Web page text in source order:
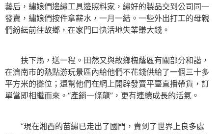
藝后，繡娘們邊繡工具邊照料家，繡好的製品交到公司同一
發賣，繡娘們按件拿薪水，一月一結。一些外出打工的母親
們紛紜前往故鄉，在家門口快活地失業賺大錢。
扶下馬，送一程。田然又與故鄉槐蔭區有關部分和諧，
在濟南市的熱點游玩景區內給他們不花錢供給了一個三十多
平方米的攤位；還幫他們在網上開辟發賣平臺直播帶貨，訂
單當即相繼而來。“產銷一條龍”，更有連續成長的活氣。
“現在湘西的苗繡已走出了國門，賣到了世界上良多處